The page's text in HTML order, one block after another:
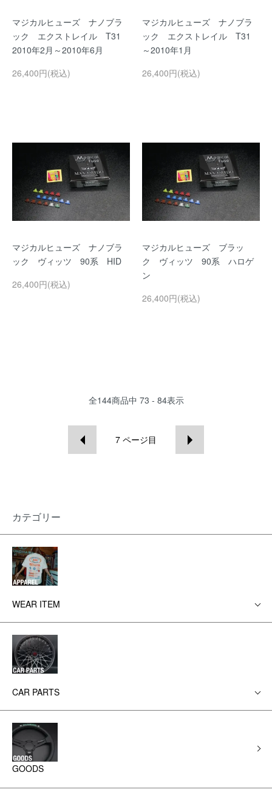
マジカルヒューズ ナノブラ
ック エクストレイル T31
2010年2月～2010年6月
26,400円(税込)
マジカルヒューズ ナノブラ
ック エクストレイル T31
～2010年1月
26,400円(税込)
マジカルヒューズ ナノブラ
ック ヴィッツ 90系 HID
26,400円(税込)
マジカルヒューズ ブラッ
ク ヴィッツ 90系 ハロゲ
ン
26,400円(税込)
全144商品中 73 - 84表示
7 ページ目
カテゴリー
WEAR ITEM
CAR PARTS
GOODS